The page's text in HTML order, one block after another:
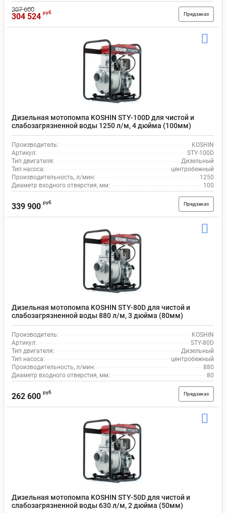
307 600
304 524 руб Предзаказ
Дизельная мотопомпа KOSHIN STY-100D для чистой и
слабозагрязненной воды 1250 л/м, 4 дюйма (100мм)
Производитель:
KOSHIN
Артикул:
STY-100D
Тип двигателя:
Дизельный
Тип насоса:
центробежный
Производительность, л/мин:
1250
Диаметр входного отверстия, мм:
100
339 900 руб Предзаказ
Дизельная мотопомпа KOSHIN STY-80D для чистой и
слабозагрязненной воды 880 л/м, 3 дюйма (80мм)
Производитель:
KOSHIN
Артикул:
STY-80D
Тип двигателя:
Дизельный
Тип насоса:
центробежный
Производительность, л/мин:
880
Диаметр входного отверстия, мм:
80
262 600 руб Предзаказ
Дизельная мотопомпа KOSHIN STY-50D для чистой и
слабозагрязненной воды 630 л/м, 2 дюйма (50мм)